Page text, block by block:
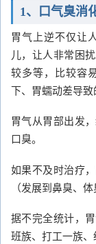
1、口气臭消
胃气上逆不仅让
儿，让人非常困
较多等，比较容
下、胃蠕动差导致
胃气从胃部出发
口臭。
如果不及时治疗
（发展到鼻臭、体
据不完全统计，
班族、打工一族、